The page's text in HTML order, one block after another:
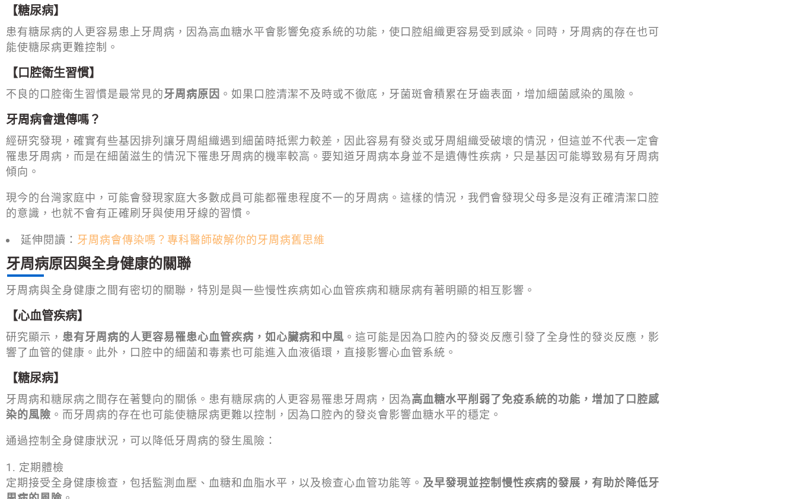
【糖尿病】
患有糖尿病的人更容易患上牙周病，因為高血糖水平會影響免疫系統的功能，使口腔組織更容易受到感染。同時，牙周病的存在也可
能使糖尿病更難控制。
【口腔衛生習慣】
不良的口腔衛生習慣是最常見的牙周病原因 。如果口腔清潔不及時或不徹底，牙菌斑會積累在牙齒表面，增加細菌感染的風險。
牙周病會遺傳嗎？
經研究發現，確實有些基因排列讓牙周組織遇到細菌時抵禦力較差，因此容易有發炎或牙周組織受破壞的情況，但這並不代表一定會
罹患牙周病，而是在細菌滋生的情況下罹患牙周病的機率較高。要知道牙周病本身並不是遺傳性疾病，只是基因可能導致易有牙周病
傾向。
現今的台灣家庭中，可能會發現家庭大多數成員可能都罹患程度不一的牙周病。這樣的情況，我們會發現父母多是沒有正確清潔口腔
的意識，也就不會有正確刷牙與使用牙線的習慣。
延伸閱讀： 牙周病會傳染嗎？專科醫師破解你的牙周病舊思維
牙周病原因與全身健康的關聯
牙周病與全身健康之間有密切的關聯，特別是與一些慢性疾病如心血管疾病和糖尿病有著明顯的相互影響。
【心血管疾病】
研究顯示， 患有牙周病的人更容易罹患心血管疾病，如心臟病和中風 。這可能是因為口腔內的發炎反應引發了全身性的發炎反應，影
響了血管的健康。此外，口腔中的細菌和毒素也可能進入血液循環，直接影響心血管系統。
【糖尿病】
牙周病和糖尿病之間存在著雙向的關係。患有糖尿病的人更容易罹患牙周病，因為高血糖水平削弱了免疫系統的功能，增加了口腔感
染的風險 。而牙周病的存在也可能使糖尿病更難以控制，因為口腔內的發炎會影響血糖水平的穩定。
通過控制全身健康狀況，可以降低牙周病的發生風險：
定期體檢
定期接受全身健康檢查，包括監測血壓、血糖和血脂水平，以及檢查心血管功能等。 及早發現並控制慢性疾病的發展，有助於降低牙